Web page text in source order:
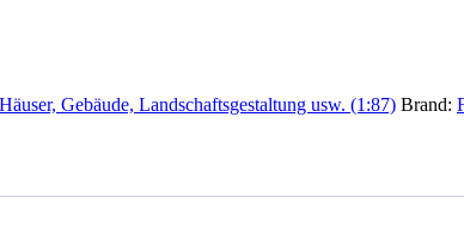
Häuser, Gebäude, Landschaftsgestaltung usw. (1:87) Brand: